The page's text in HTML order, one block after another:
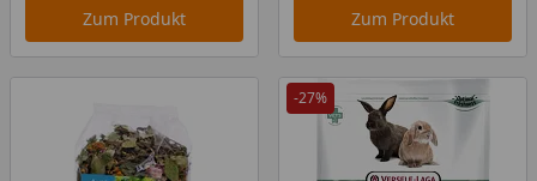
Zum Produkt Zum Produkt
-27%